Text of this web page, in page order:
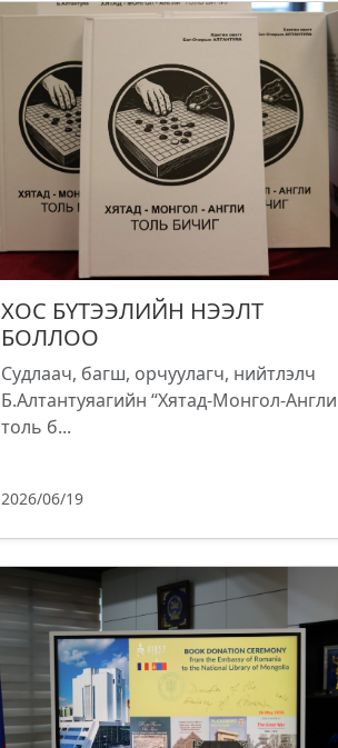
ХОС БҮТЭЭЛИЙН НЭЭЛТ
БОЛЛОО
Судлаач, багш, орчуулагч, нийтлэлч
Б.Алтантуяагийн “Хятад-Монгол-Англи
толь б...
2026/06/19